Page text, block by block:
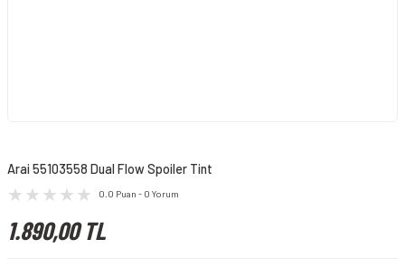
Arai 55103558 Dual Flow Spoiler Tint
0.0 Puan - 0 Yorum
1.890,00 TL